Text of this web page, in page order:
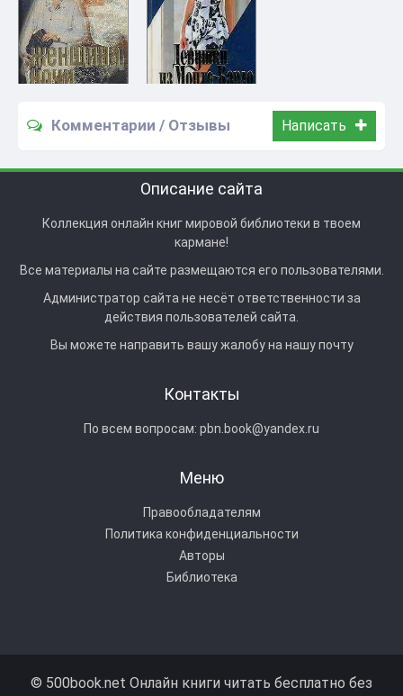
Комментарии / Отзывы Написать
Описание сайта
Коллекция онлайн книг мировой библиотеки в твоем
кармане!
Все материалы на сайте размещаются его пользователями.
Администратор сайта не несёт ответственности за
действия пользователей сайта.
Вы можете направить вашу жалобу на нашу почту
Контакты
По всем вопросам: pbn.book@yandex.ru
Меню
Правообладателям
Политика конфиденциальности
Авторы
Библиотека
© 500book.net Онлайн книги читать бесплатно без